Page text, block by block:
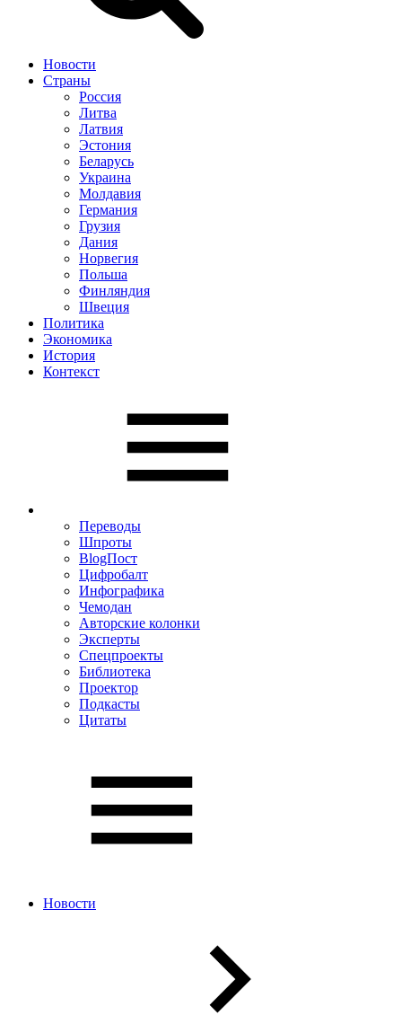
Новости
Страны
Россия
Литва
Латвия
Эстония
Беларусь
Украина
Молдавия
Германия
Грузия
Дания
Норвегия
Польша
Финляндия
Швеция
Политика
Экономика
История
Контекст
Переводы
Шпроты
BlogПост
Цифробалт
Инфографика
Чемодан
Авторские колонки
Эксперты
Спецпроекты
Библиотека
Проектор
Подкасты
Цитаты
Новости